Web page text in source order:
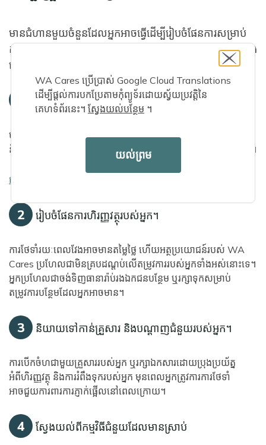
មានជំហានមួយចំនួនដែលអ្នកអាចធ្វើដើម្បីរៀបចំផែនការសម្រាប់
ការថែទាំរយៈពេលវែងរបស់អ្នក។ យើងបានផ្តល់បញ្ជីត្រួតពិនិត្យខាង
ក្រោមដើម្បីជួយអ្នករៀបចំ។
ធ្វើការស្រាវជ្រាវរបស់អ្នក។
មានផ្នែកជាច្រើននៃផែនការថែទាំរយៈពេលវែង។ អានដំបូន្មានពីអ្នកជំនាញ
និងអ្នកតស៊ូមតិ ដើម្បីស្វែងរកអ្វីដែលសាកសមបំផុតនឹងតម្រូវការរបស់អ្នក។
ធនធានរៀបចំផែនការថែទាំ
2 រៀបចំផែនការហិរញ្ញវត្ថុរបស់អ្នក។
ការថែទាំរយៈពេលវែងអាចមានតម្លៃថ្លៃ ហើយអត្ថប្រយោជន៍របស់ WA
Cares ប្រហែលជាមិនគ្របដណ្តប់លើតម្រូវការរបស់អ្នកទាំងអស់នោះទេ។
អ្នកប្រហែលជាចង់ទិញធានារ៉ាប់រងឯកជនបន្ថែម ឬរក្សាទុកសម្រាប់
តម្រូវការបន្ថែមដែលអ្នកអាចមាន។
3 និយាយទៅកាន់គ្រួសារ និងបណ្តាញជំនួយរបស់អ្នក។
ការបើកចំហជាមួយគ្រួសាររបស់អ្នក ឬរក្សាឯកសារដោយប្រុងប្រយ័ត្ន
អំពីហិរញ្ញវត្ថុ និងការរំពឹងទុករបស់អ្នក មុនពេលអ្នកត្រូវការការថែទាំ
អាចជួយការពារការភ្ញាក់ផ្អើលនៅពេលក្រោយ។
4 ស្វែងយល់ពីកម្មវិធីជំនួយដែលមានស្រាប់
WA Cares ប្រើប្រាស់ Google Cloud Translations
ដើម្បីផ្តល់ការបកប្រែតាមកុំព្យូទ័រដោយស្វ័យប្រវត្តិនៃ
គេហទំព័រនេះ។ ស្វែងយល់បន្ថែម ។
យល់ព្រម